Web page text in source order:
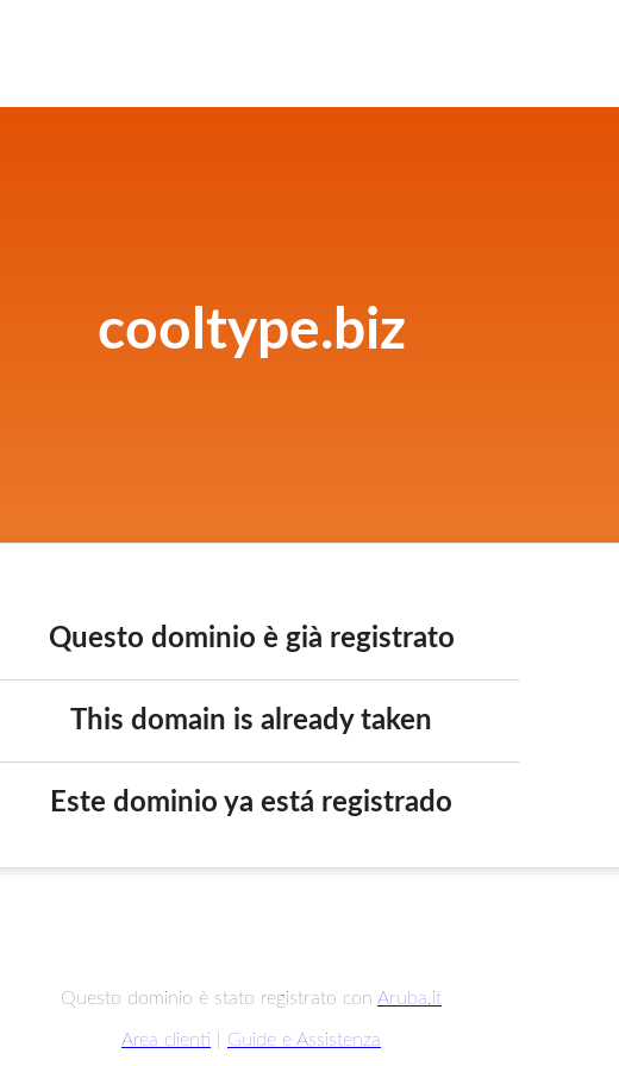
cooltype.biz
Questo dominio è già registrato
This domain is already taken
Este dominio ya está registrado
Questo dominio è stato registrato con Aruba.it
Area clienti Guide e Assistenza